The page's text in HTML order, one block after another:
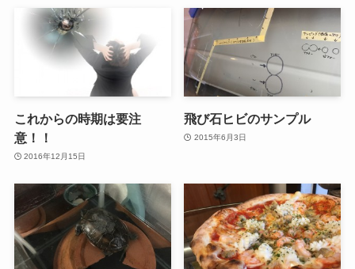
これからの時期は要注
意！！
2016年12月15日
飛び石ヒビのサンプル
2015年6月3日